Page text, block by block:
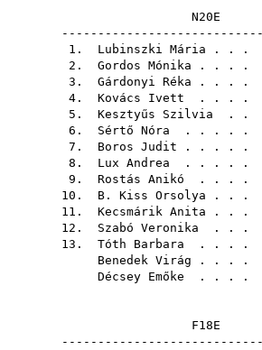
1. Lubinszki Mária . . .
2. Gordos Mónika . . . .
3. Gárdonyi Réka . . . .
4. Kovács Ivett . . . .
5. Kesztyűs Szilvia . .
6. Sértő Nóra . . . . .
7. Boros Judit . . . . .
8. Lux Andrea . . . . .
9. Rostás Anikó . . . .
10. B. Kiss Orsolya . . .
11. Kecsmárik Anita . . .
12. Szabó Veronika . . .
13. Tóth Barbara . . . .
Benedek Virág . . . .
Décsey Emőke . . . .